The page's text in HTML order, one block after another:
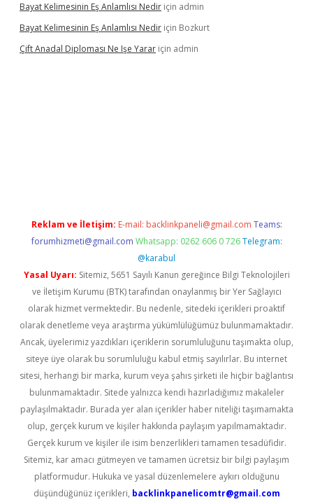
Bayat Kelimesinin Eş Anlamlısı Nedir için admin
Bayat Kelimesinin Eş Anlamlısı Nedir için Bozkurt
Çift Anadal Diploması Ne Işe Yarar için admin
Reklam ve İletişim: E-mail: backlinkpaneli@gmail.com Teams:
forumhizmeti@gmail.com Whatsapp: 0262 606 0 726 Telegram:
@karabul
Yasal Uyarı: Sitemiz, 5651 Sayılı Kanun gereğince Bilgi Teknolojileri
ve İletişim Kurumu (BTK) tarafından onaylanmış bir Yer Sağlayıcı
olarak hizmet vermektedir. Bu nedenle, sitedeki içerikleri proaktif
olarak denetleme veya araştırma yükümlülüğümüz bulunmamaktadır.
Ancak, üyelerimiz yazdıkları içeriklerin sorumluluğunu taşımakta olup,
siteye üye olarak bu sorumluluğu kabul etmiş sayılırlar. Bu internet
sitesi, herhangi bir marka, kurum veya şahıs şirketi ile hiçbir bağlantısı
bulunmamaktadır. Sitede yalnızca kendi hazırladığımız makaleler
paylaşılmaktadır. Burada yer alan içerikler haber niteliği taşımamakta
olup, gerçek kurum ve kişiler hakkında paylaşım yapılmamaktadır.
Gerçek kurum ve kişiler ile isim benzerlikleri tamamen tesadüfidir.
Sitemiz, kar amacı gütmeyen ve tamamen ücretsiz bir bilgi paylaşım
platformudur. Hukuka ve yasal düzenlemelere aykırı olduğunu
düşündüğünüz içerikleri, backlinkpanelicomtr@gmail.com